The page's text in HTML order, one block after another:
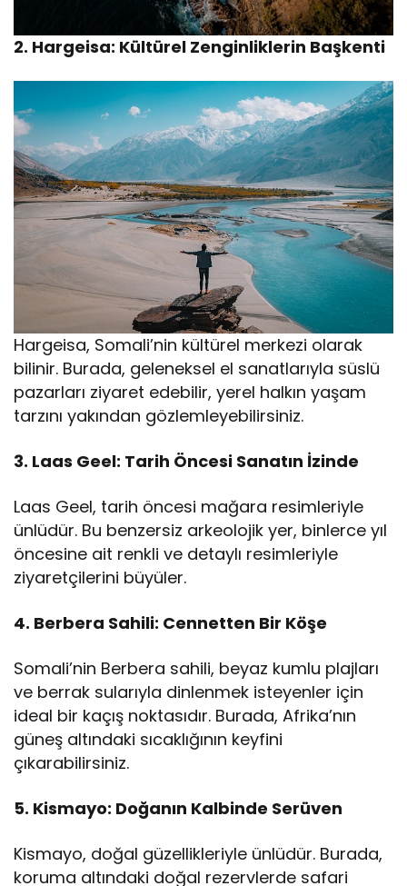
2. Hargeisa: Kültürel Zenginliklerin Başkenti
Hargeisa, Somali’nin kültürel merkezi olarak
bilinir. Burada, geleneksel el sanatlarıyla süslü
pazarları ziyaret edebilir, yerel halkın yaşam
tarzını yakından gözlemleyebilirsiniz.
3. Laas Geel: Tarih Öncesi Sanatın İzinde
Laas Geel, tarih öncesi mağara resimleriyle
ünlüdür. Bu benzersiz arkeolojik yer, binlerce yıl
öncesine ait renkli ve detaylı resimleriyle
ziyaretçilerini büyüler.
4. Berbera Sahili: Cennetten Bir Köşe
Somali’nin Berbera sahili, beyaz kumlu plajları
ve berrak sularıyla dinlenmek isteyenler için
ideal bir kaçış noktasıdır. Burada, Afrika’nın
güneş altındaki sıcaklığının keyfini
çıkarabilirsiniz.
5. Kismayo: Doğanın Kalbinde Serüven
Kismayo, doğal güzellikleriyle ünlüdür. Burada,
koruma altındaki doğal rezervlerde safari